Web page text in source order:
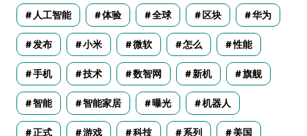
人工智能 体验 全球 区块 华为
发布 小米 微软 怎么 性能
手机 技术 数智网 新机 旗舰
智能 智能家居 曝光 机器人
正式 游戏 科技 系列 美国